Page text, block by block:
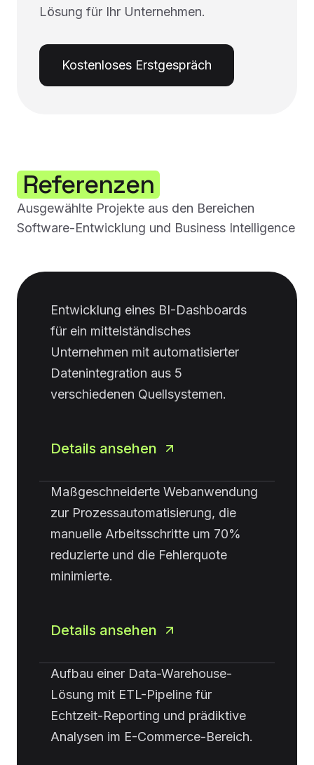
Lösung für Ihr Unternehmen.
Kostenloses Erstgespräch
Referenzen
Ausgewählte Projekte aus den Bereichen
Software-Entwicklung und Business Intelligence
Entwicklung eines BI-Dashboards
für ein mittelständisches
Unternehmen mit automatisierter
Datenintegration aus 5
verschiedenen Quellsystemen.
Details ansehen
Maßgeschneiderte Webanwendung
zur Prozessautomatisierung, die
manuelle Arbeitsschritte um 70%
reduzierte und die Fehlerquote
minimierte.
Details ansehen
Aufbau einer Data-Warehouse-
Lösung mit ETL-Pipeline für
Echtzeit-Reporting und prädiktive
Analysen im E-Commerce-Bereich.